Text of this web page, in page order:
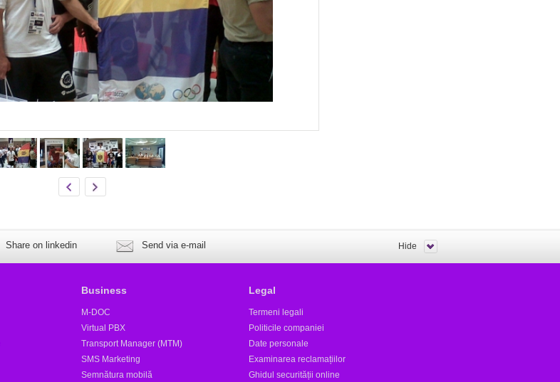
Share on linkedin Send via e-mail Hide
Business
M-DOC
Virtual PBX
Transport Manager (MTM)
SMS Marketing
Semnătura mobilă
Legal
Termeni legali
Politicile companiei
Date personale
Examinarea reclamațiilor
Ghidul securității online